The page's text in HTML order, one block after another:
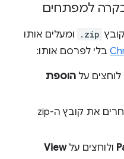
למפתחים
.zip
ומעלים אותו
בלי לפרסם אותו:
על הוספת
, בוחרים את קובץ ה-zip
ולוחצים עלView